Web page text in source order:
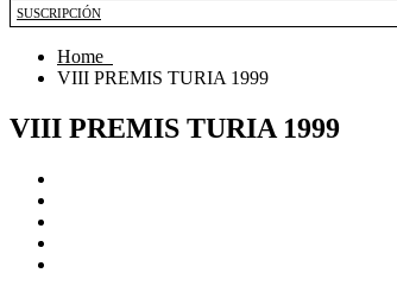
SUSCRIPCIÓN
Home
VIII PREMIS TURIA 1999
VIII PREMIS TURIA 1999